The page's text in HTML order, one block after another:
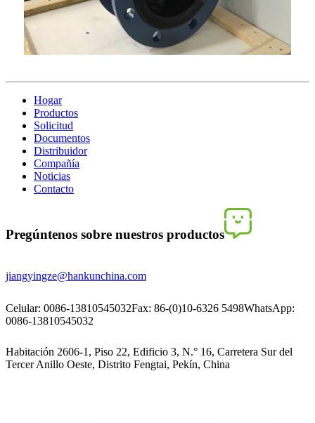
Hogar
Productos
Solicitud
Documentos
Distribuidor
Compañía
Noticias
Contacto
Pregúntenos sobre nuestros productos
jiangyingze@hankunchina.com
Celular: 0086-13810545032Fax: 86-(0)10-6326 5498WhatsApp:
0086-13810545032
Habitación 2606-1, Piso 22, Edificio 3, N.° 16, Carretera Sur del
Tercer Anillo Oeste, Distrito Fengtai, Pekín, China